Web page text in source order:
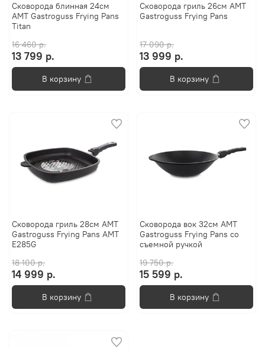
Сковорода блинная 24см
AMT Gastroguss Frying Pans
Titan
16 460 р.
13 799 р.
В корзину
Сковорода гриль 26см AMT
Gastroguss Frying Pans
17 090 р.
13 999 р.
В корзину
Сковорода гриль 28см AMT
Gastroguss Frying Pans AMT
E285G
18 100 р.
14 999 р.
В корзину
Сковорода вок 32см AMT
Gastroguss Frying Pans со
съемной ручкой
19 750 р.
15 599 р.
В корзину